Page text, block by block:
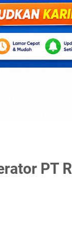
PT